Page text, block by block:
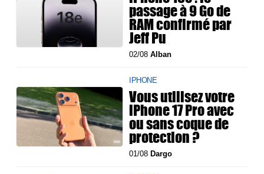
passage à 9 Go de
RAM confirmé par
Jeff Pu
02/08Alban
IPHONE
Vous utilisez votre
iPhone 17 Pro avec
ou sans coque de
protection ?
01/08Dargo